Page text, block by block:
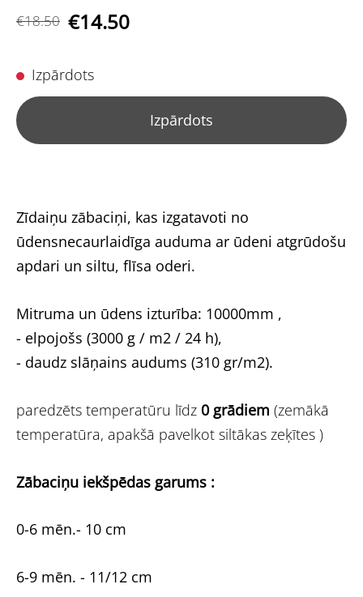
€18.50 €14.50
Izpārdots
Izpārdots
Zīdaiņu zābaciņi, kas izgatavoti no
ūdensnecaurlaidīga auduma ar ūdeni atgrūdošu
apdari un siltu, flīsa oderi.
Mitruma un ūdens izturība: 10000mm ,
- elpojošs (3000 g / m2 / 24 h),
- daudz slāņains audums (310 gr/m2).
paredzēts temperatūru līdz 0 grādiem (zemākā
temperatūra, apakšā pavelkot siltākas zeķītes )
Zābaciņu iekšpēdas garums :
0-6 mēn.- 10 cm
6-9 mēn. - 11/12 cm